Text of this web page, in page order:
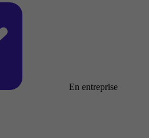
En entreprise